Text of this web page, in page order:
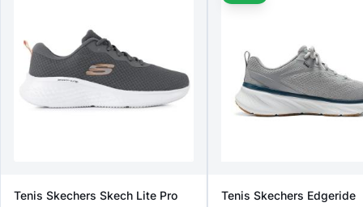
Tenis Skechers Skech Lite Pro
Tenis Skechers Edgeride